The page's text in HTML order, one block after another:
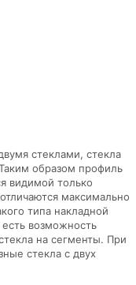
стеклами, стекла
образом профиль
видимой только
максимально
типа накладной
возможность
на сегменты. При
стекла с двух